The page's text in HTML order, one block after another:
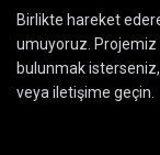
Birlikte hareket
umuyoruz. Projemiz
bulunmak
veya iletişime geçin.